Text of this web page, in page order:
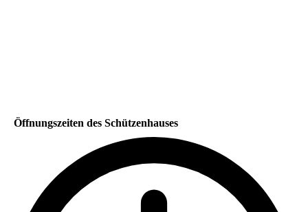
Öffnungszeiten des Schützenhauses